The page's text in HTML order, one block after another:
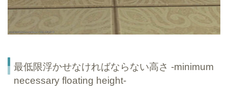
最低限浮かせなければならない高さ -minimum
necessary floating height-